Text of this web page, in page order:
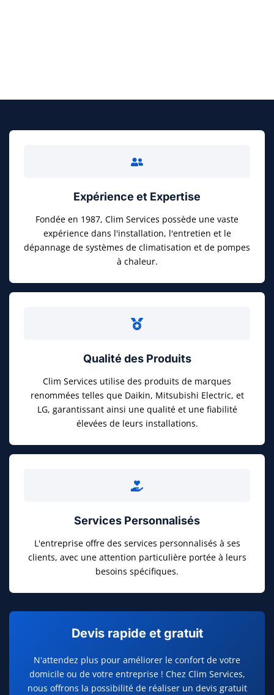
Expérience et Expertise
Fondée en 1987, Clim Services possède une vaste
expérience dans l'installation, l'entretien et le
dépannage de systèmes de climatisation et de pompes
à chaleur.
Qualité des Produits
Clim Services utilise des produits de marques
renommées telles que Daikin, Mitsubishi Electric, et
LG, garantissant ainsi une qualité et une fiabilité
élevées de leurs installations.
Services Personnalisés
L'entreprise offre des services personnalisés à ses
clients, avec une attention particulière portée à leurs
besoins spécifiques.
Devis rapide et gratuit
N'attendez plus pour améliorer le confort de votre
domicile ou de votre entreprise ! Chez Clim Services,
nous offrons la possibilité de réaliser un devis gratuit